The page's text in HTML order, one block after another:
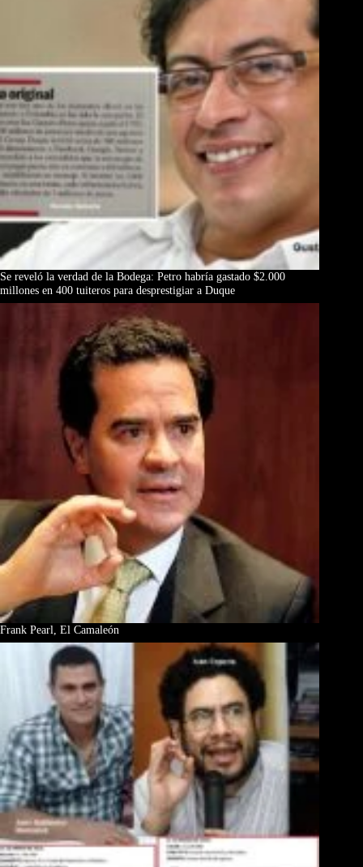
Se reveló la verdad de la Bodega: Petro habría gastado $2.000
millones en 400 tuiteros para desprestigiar a Duque
Frank Pearl, El Camaleón